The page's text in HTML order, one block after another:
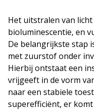
Het uitstralen van
bioluminescentie, en
De belangrijkste stap
met zuurstof onder
Hierbij ontstaat een
vrijgeeft in de vorm
naar een stabiele
superefficiënt, er